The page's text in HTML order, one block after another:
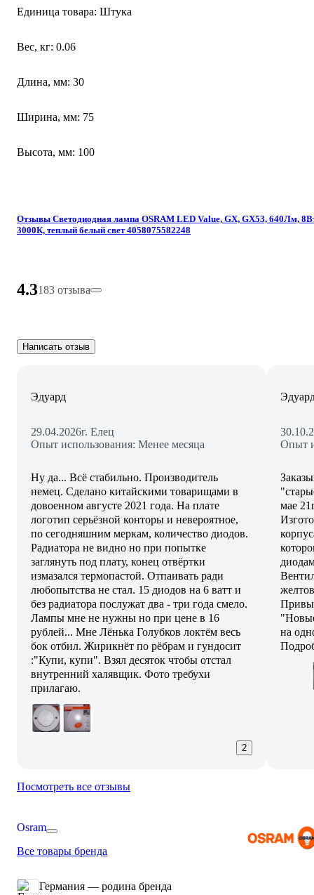
Единица товара: Штука
Вес, кг: 0.06
Длина, мм: 30
Ширина, мм: 75
Высота, мм: 100
Отзывы Светодиодная лампа OSRAM LED Value, GX, GX53, 640Лм,
3000К, теплый белый свет 4058075582248
4.3183 отзыва
Написать отзыв
Эдуард
29.04.2026г. Елец
Опыт использования: Менее месяца
Ну да... Всё стабильно. Производитель
немец. Сделано китайскими товарищами в
довоенном августе 2021 года. На плате
логотип серьёзной конторы и невероятное,
по сегодняшним меркам, количество диодов.
Радиатора не видно но при попытке
заглянуть под плату, конец отвёртки
измазался термопастой. Отпаивать ради
любопытства не стал. 15 диодов на 6 ватт и
без радиатора послужат два - три года смело.
Лампы мне не нужны но при цене в 16
рублей... Мне Лёнька Голубков локтём весь
бок отбил. Жирикнёт по рёбрам и гундосит
:"Купи, купи". Взял десяток чтобы отстал
внутренний халявщик. Фото требухи
прилагаю.
2
Опыт
мае
на
Посмотреть все отзывы
Osram
Все товары бренда
Германия — родина бренда